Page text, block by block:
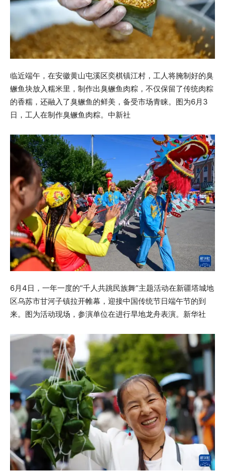
临近端午，在安徽黄山屯溪区奕棋镇江村，工人将腌制好的臭
鳜鱼块放入糯米里，制作出臭鳜鱼肉粽，不仅保留了传统肉粽
的香糯，还融入了臭鳜鱼的鲜美，备受市场青睐。图为6月3
日，工人在制作臭鳜鱼肉粽。中新社
6月4日，一年一度的“千人共跳民族舞”主题活动在新疆塔城地
区乌苏市甘河子镇拉开帷幕，迎接中国传统节日端午节的到
来。图为活动现场，参演单位在进行旱地龙舟表演。新华社